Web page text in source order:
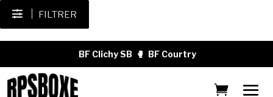
FILTRER
BF Clichy SB 🥊 BF Courtry